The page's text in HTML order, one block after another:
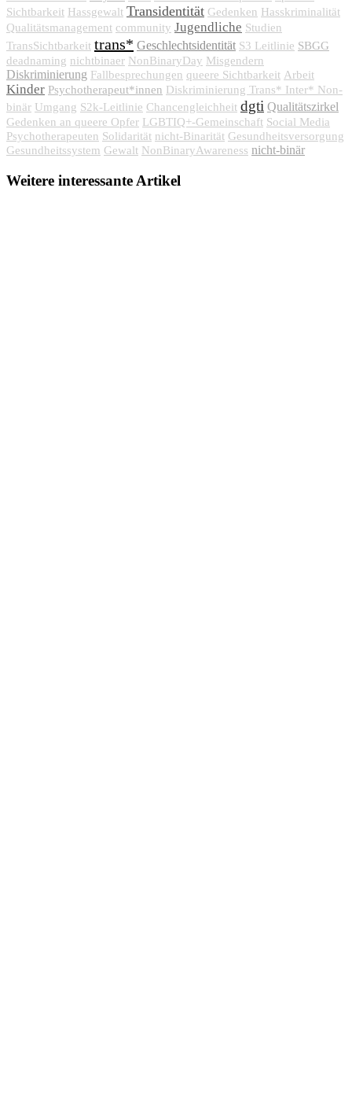
Sichtbarkeit Hassgewalt Transidentität Gedenken Hasskriminalität
Qualitätsmanagement community Jugendliche Studien
TransSichtbarkeit trans* Geschlechtsidentität S3 Leitlinie SBGG
deadnaming nichtbinaer NonBinaryDay Misgendern
Diskriminierung Fallbesprechungen queere Sichtbarkeit Arbeit
Kinder Psychotherapeut*innen Diskriminierung Trans* Inter* Non-
binär Umgang S2k-Leitlinie Chancengleichheit dgti Qualitätszirkel
Gedenken an queere Opfer LGBTIQ+-Gemeinschaft Social Media
Psychotherapeuten Solidarität nicht-Binarität Gesundheitsversorgung
Gesundheitssystem Gewalt NonBinaryAwareness nicht-binär
Weitere interessante Artikel